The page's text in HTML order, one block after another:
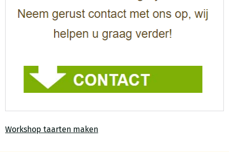
Workshop taarten maken